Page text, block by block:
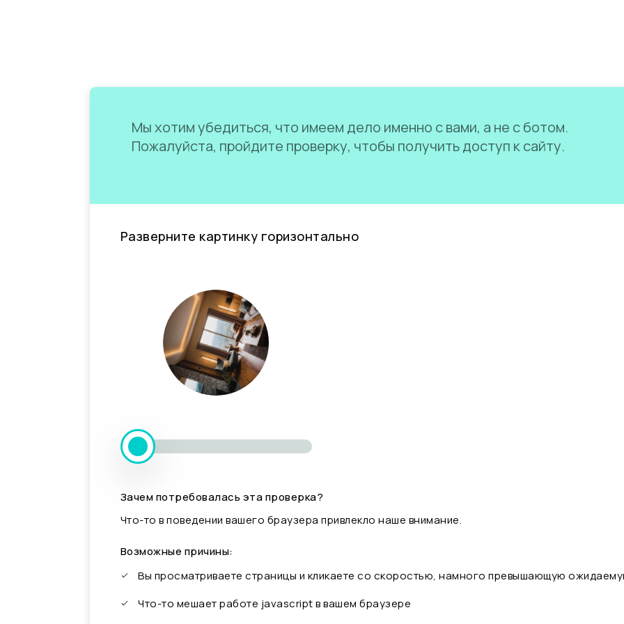
Мы хотим убедиться, что имеем дело именно с вами, а не с ботом.
Пожалуйста, пройдите проверку, чтобы получить доступ к сайту.
Разверните картинку горизонтально
Зачем потребовалась эта проверка?
Что-то в поведении вашего браузера привлекло наше внимание.
Возможные причины:
Вы просматриваете страницы и кликаете со скоростью, намного превышающую
Что-то мешает работе javascript в вашем браузере